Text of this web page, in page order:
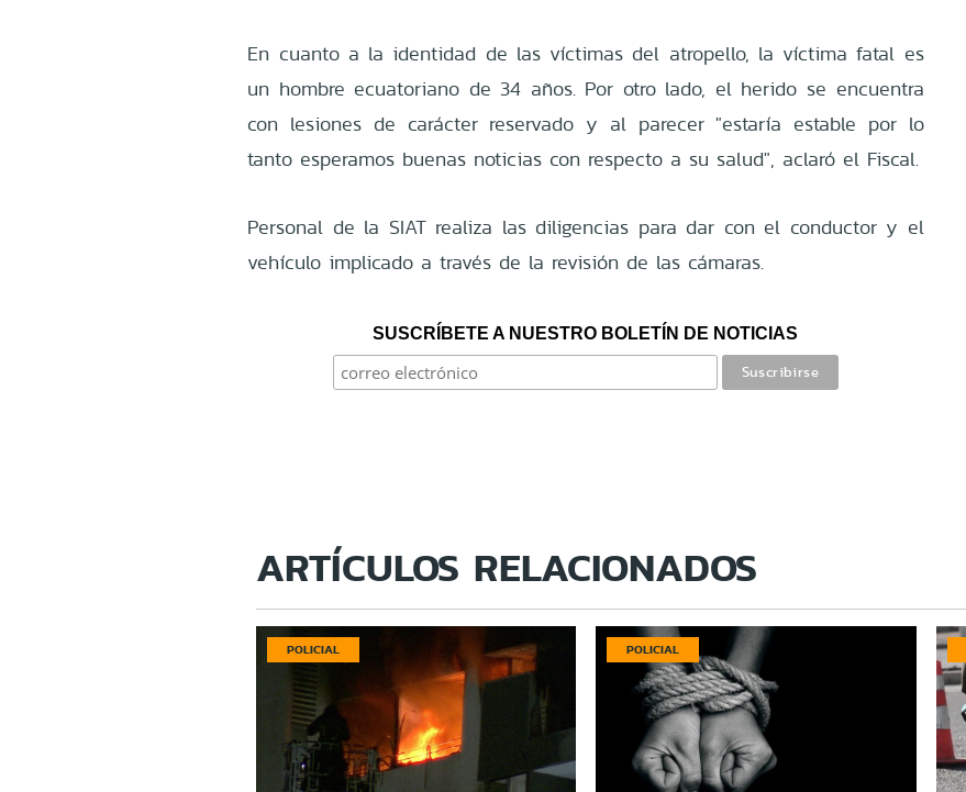
En cuanto a la identidad de las víctimas del atropello, la víctima fatal es
un hombre ecuatoriano de 34 años. Por otro lado, el herido se encuentra
con lesiones de carácter reservado y al parecer "estaría estable por lo
tanto esperamos buenas noticias con respecto a su salud", aclaró el Fiscal.
Personal de la SIAT realiza las diligencias para dar con el conductor y el
vehículo implicado a través de la revisión de las cámaras.
SUSCRÍBETE A NUESTRO BOLETÍN DE NOTICIAS
ARTÍCULOS RELACIONADOS
POLICIAL POLICIAL